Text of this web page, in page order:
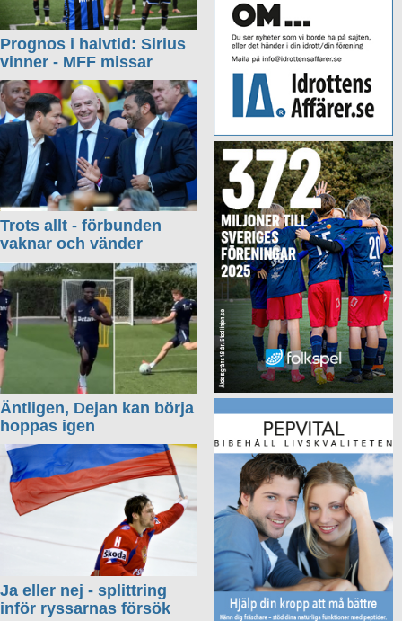
Prognos i halvtid: Sirius
vinner - MFF missar
Trots allt - förbunden
vaknar och vänder
Äntligen, Dejan kan börja
hoppas igen
Ja eller nej - splittring
inför ryssarnas försök